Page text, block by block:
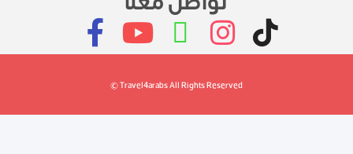
© Travel4arabs All Rights Reserved